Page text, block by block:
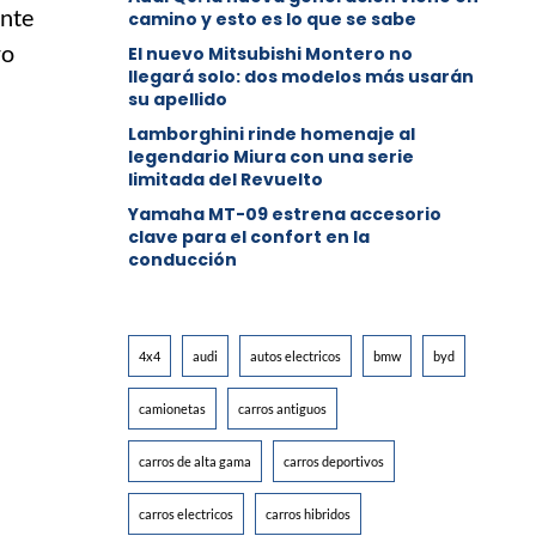
camino y esto es lo que se sabe
⁠El nuevo Mitsubishi Montero no
llegará solo: dos modelos más usarán
su apellido
Lamborghini rinde homenaje al
legendario Miura con una serie
limitada del Revuelto
Yamaha MT-09 estrena accesorio
clave para el confort en la
conducción
4x4 audi autos electricos bmw byd
camionetas carros antiguos
carros de alta gama carros deportivos
carros electricos carros hibridos